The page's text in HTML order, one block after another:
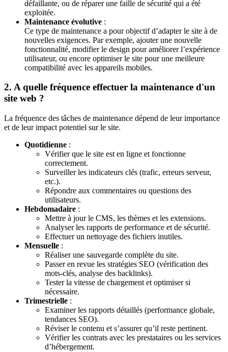
défaillante, ou de réparer une faille de sécurité qui a été
exploitée.
Maintenance évolutive :
Ce type de maintenance a pour objectif d’adapter le site à de
nouvelles exigences. Par exemple, ajouter une nouvelle
fonctionnalité, modifier le design pour améliorer l’expérience
utilisateur, ou encore optimiser le site pour une meilleure
compatibilité avec les appareils mobiles.
2. A quelle fréquence effectuer la maintenance d'un
site web ?
La fréquence des tâches de maintenance dépend de leur importance
et de leur impact potentiel sur le site.
Quotidienne :
Vérifier que le site est en ligne et fonctionne
correctement.
Surveiller les indicateurs clés (trafic, erreurs serveur,
etc.).
Répondre aux commentaires ou questions des
utilisateurs.
Hebdomadaire :
Mettre à jour le CMS, les thèmes et les extensions.
Analyser les rapports de performance et de sécurité.
Effectuer un nettoyage des fichiers inutiles.
Mensuelle :
Réaliser une sauvegarde complète du site.
Passer en revue les stratégies SEO (vérification des
mots-clés, analyse des backlinks).
Tester la vitesse de chargement et optimiser si
nécessaire.
Trimestrielle :
Examiner les rapports détaillés (performance globale,
tendances SEO).
Réviser le contenu et s’assurer qu’il reste pertinent.
Vérifier les contrats avec les prestataires ou les services
d’hébergement.